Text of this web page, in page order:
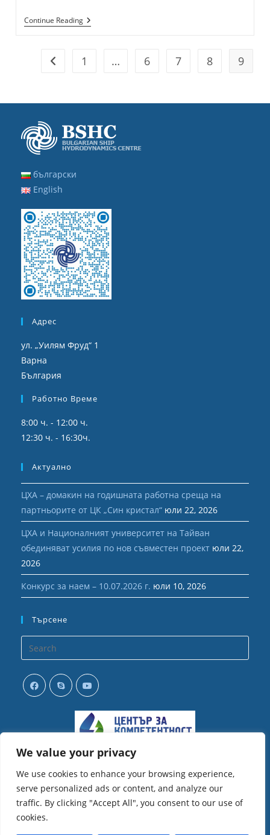
We value your privacy
We use cookies to enhance your browsing experience,
serve personalized ads or content, and analyze our
traffic. By clicking "Accept All", you consent to our use of
cookies.
Continue ReadingАРХИВ
–
Go to the previous page
1 … 6 7 8 9
български
English
Адрес
ул. „Уилям Фруд“ 1
Варна
България
Работно Време
8:00 ч. - 12:00 ч.
12:30 ч. - 16:30ч.
Актуално
ЦХА – домакин на годишната работна среща на
партньорите от ЦК „Син кристал“ юли 22, 2026
ЦХА и Националният университет на Тайван
обединяват усилия по нов съвместен проект юли 22,
2026
Конкурс за наем – 10.07.2026 г. юли 10, 2026
Търсене
your
application